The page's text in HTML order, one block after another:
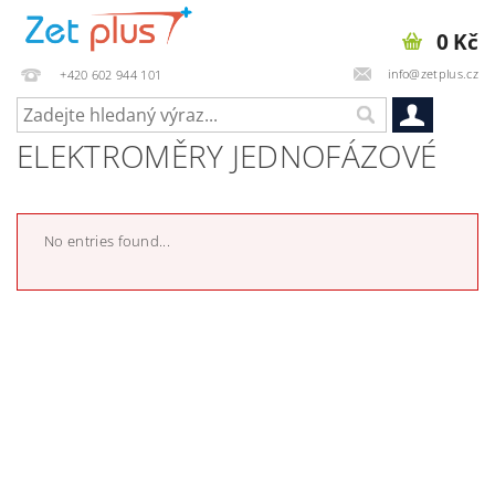
+420 602 944 101 info@zetplus.cz
0 Kč
ELEKTROMĚRY JEDNOFÁZOVÉ
No entries found...